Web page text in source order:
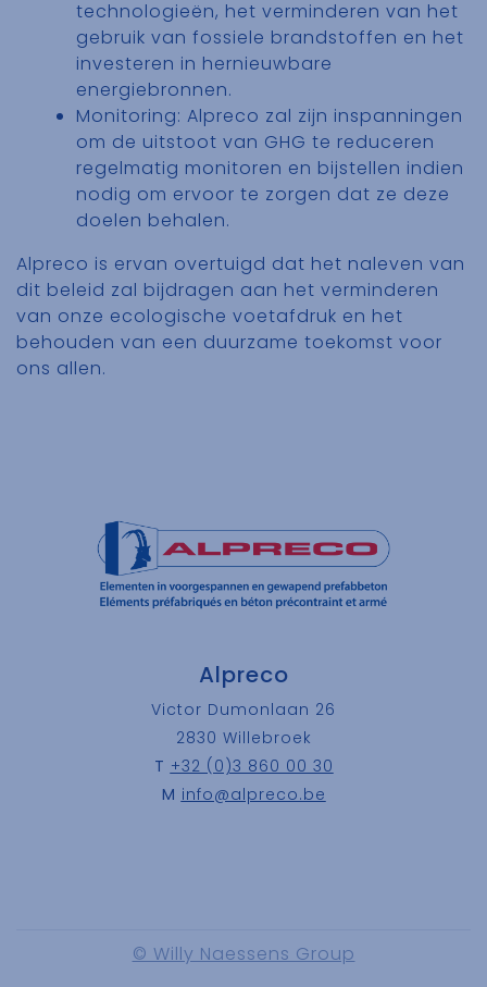
technologieën, het verminderen van het
gebruik van fossiele brandstoffen en het
investeren in hernieuwbare
energiebronnen.
Monitoring: Alpreco zal zijn inspanningen
om de uitstoot van GHG te reduceren
regelmatig monitoren en bijstellen indien
nodig om ervoor te zorgen dat ze deze
doelen behalen.
Alpreco is ervan overtuigd dat het naleven van
dit beleid zal bijdragen aan het verminderen
van onze ecologische voetafdruk en het
behouden van een duurzame toekomst voor
ons allen.
Alpreco
Victor Dumonlaan 26
2830 Willebroek
T +32 (0)3 860 00 30
M info@alpreco.be
© Willy Naessens Group